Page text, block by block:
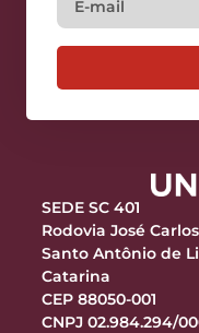
SEDE SC 401
Rodovia José
Santo Antônio de
Catarina
CEP 88050-001
CNPJ 02.984.294/